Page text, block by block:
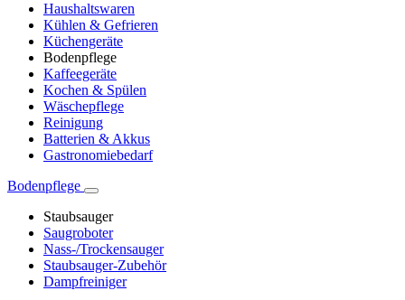
Haushaltswaren
Kühlen & Gefrieren
Küchengeräte
Bodenpflege
Kaffeegeräte
Kochen & Spülen
Wäschepflege
Reinigung
Batterien & Akkus
Gastronomiebedarf
Bodenpflege
Staubsauger
Saugroboter
Nass-/Trockensauger
Staubsauger-Zubehör
Dampfreiniger